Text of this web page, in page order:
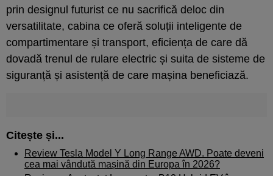
prin designul futurist ce nu sacrifică deloc din
versatilitate, cabina ce oferă soluții inteligente de
compartimentare și transport, eficiența de care dă
dovadă trenul de rulare electric și suita de sisteme de
siguranță și asistență de care mașina beneficiază.
Citește și...
Review Tesla Model Y Long Range AWD. Poate deveni
cea mai vândută mașină din Europa în 2026?